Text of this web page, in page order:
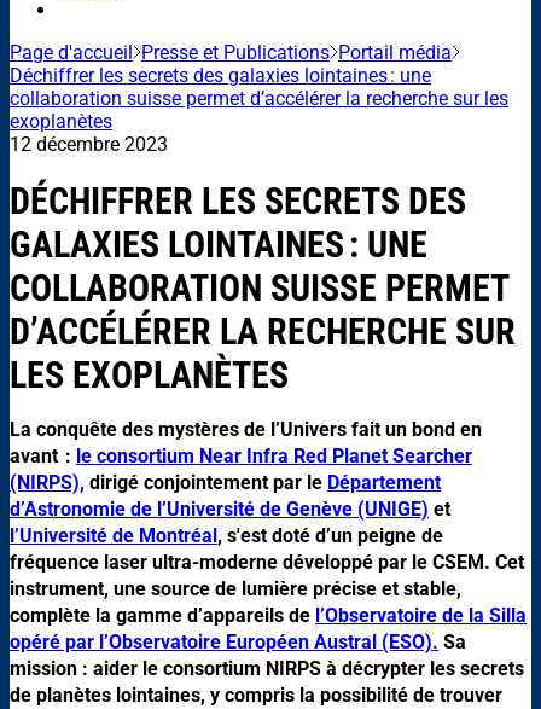
Page d'accueil Presse et Publications Portail média
Déchiffrer les secrets des galaxies lointaines : une
collaboration suisse permet d’accélérer la recherche sur les
exoplanètes
12 décembre 2023
DÉCHIFFRER LES SECRETS DES
GALAXIES LOINTAINES : UNE
COLLABORATION SUISSE PERMET
D’ACCÉLÉRER LA RECHERCHE SUR
LES EXOPLANÈTES
La conquête des mystères de l’Univers fait un bond en
avant : le consortium Near Infra Red Planet Searcher
(NIRPS), dirigé conjointement par le Département
d’Astronomie de l’Université de Genève (UNIGE) et
l’Université de Montréal, s'est doté d’un peigne de
fréquence laser ultra-moderne développé par le CSEM. Cet
instrument, une source de lumière précise et stable,
complète la gamme d’appareils de l’Observatoire de la Silla
opéré par l’Observatoire Européen Austral (ESO). Sa
mission : aider le consortium NIRPS à décrypter les secrets
de planètes lointaines, y compris la possibilité de trouver